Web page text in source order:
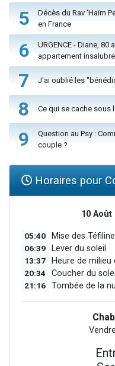
5
Décès du Rav ‘Haïm
en France
6
URGENCE - Diane, 80
appartement insalubre
7 J'ai oublié les
8 Ce qui se cache sous
9
Question au Psy :
couple ?
Horaires pour
10 Août
05:40 Mise des
06:39 Lever du soleil
13:37 Heure de milieu
20:34 Coucher du soleil
21:16 Tombée de la